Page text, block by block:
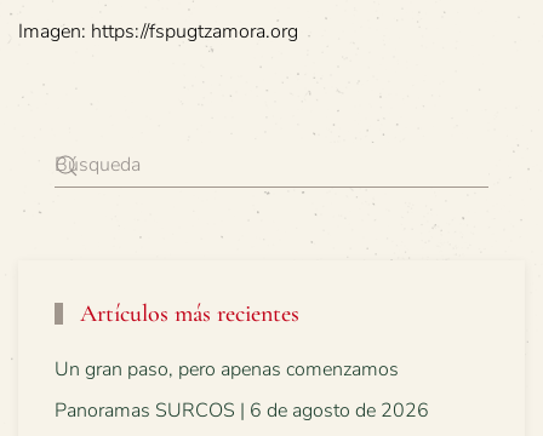
Imagen: https://fspugtzamora.org
Artículos más recientes
Un gran paso, pero apenas comenzamos
Panoramas SURCOS | 6 de agosto de 2026